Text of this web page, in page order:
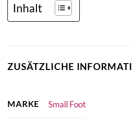
Inhalt
ZUSÄTZLICHE
MARKE Small Foot